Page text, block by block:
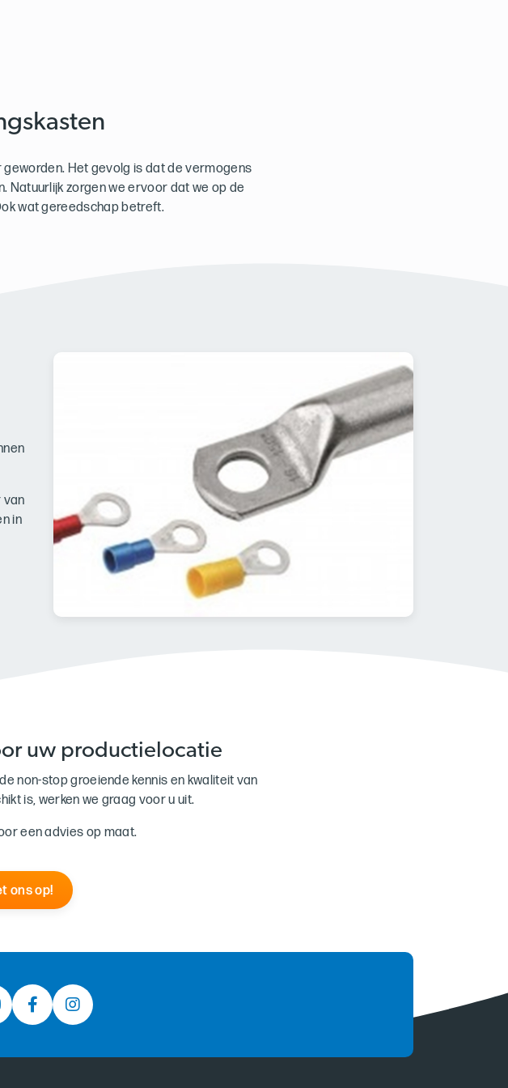
Het gevolg is dat de vermogens
Natuurlijk zorgen we ervoor dat we op de
wat gereedschap betreft.
van
in
uw productielocatie
non-stop groeiende kennis en kwaliteit van
is, werken we graag voor u uit.
een advies op maat.
ons op!